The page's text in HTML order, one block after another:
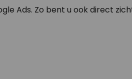
Ads. Zo bent u ook direct